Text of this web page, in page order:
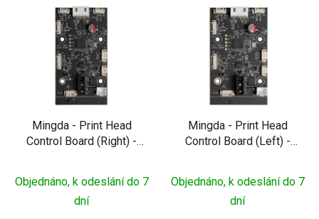
k
Mingda - Print Head
Control Board (Right) -
400D
Objednáno, k odeslání do 7
dní
Mingda - Print Head
Control Board (Left) -
Objednáno, k odeslání do 7
dní